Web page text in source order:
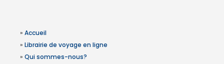
» Accueil
» Librairie de voyage en ligne
» Qui sommes-nous?